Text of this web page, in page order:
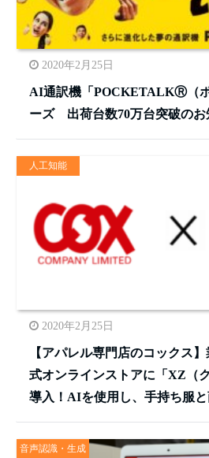
2020年2月25日
AI通訳機「POCKETALKⓇ（
ーズ 出荷台数70万台突破のお
人工知能
2020年2月25日
【アパレル専門店のコックス
式オンラインストアに「XZ（
導入！AIを使用し、手持ち服
ト提案します
音声認識・生成